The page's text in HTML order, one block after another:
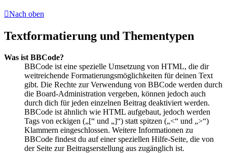
Nach oben
Textformatierung und Thementypen
Was ist BBCode?
BBCode ist eine spezielle Umsetzung von HTML, die dir
weitreichende Formatierungsmöglichkeiten für deinen Text
gibt. Die Rechte zur Verwendung von BBCode werden durch
die Board-Administration vergeben, können jedoch auch
durch dich für jeden einzelnen Beitrag deaktiviert werden.
BBCode ist ähnlich wie HTML aufgebaut, jedoch werden
Tags von eckigen („[“ und „]“) statt spitzen („<“ und „>“)
Klammern eingeschlossen. Weitere Informationen zu
BBCode findest du auf einer speziellen Hilfe-Seite, die von
der Seite zur Beitragserstellung aus zugänglich ist.